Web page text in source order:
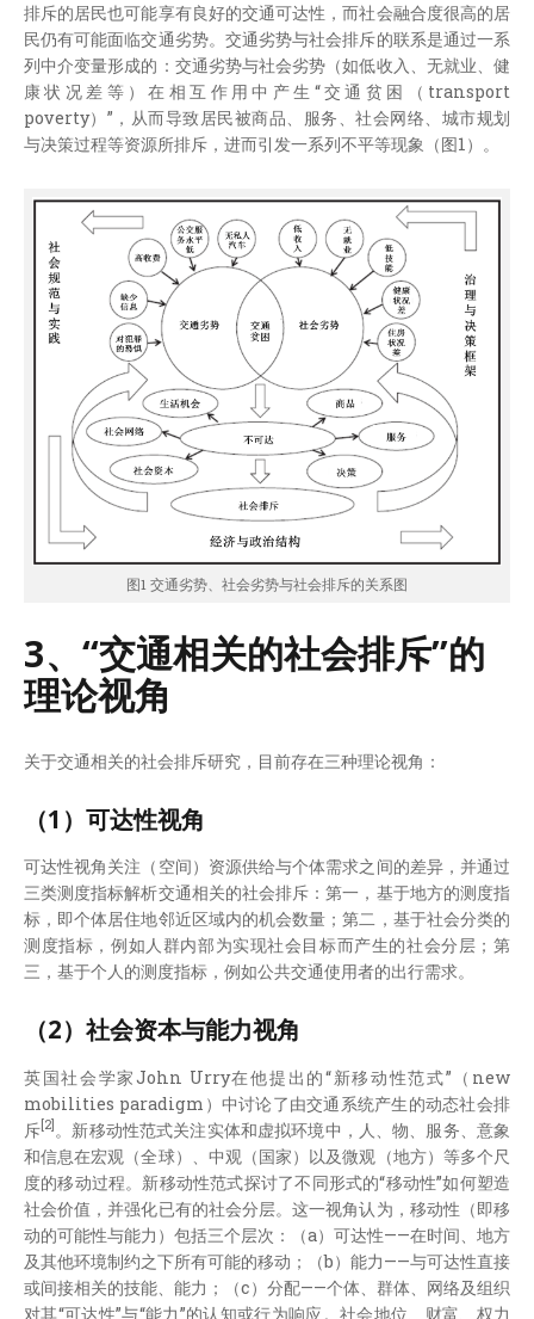
排斥的居民也可能享有良好的交通可达性，而社会融合度很高的居
民仍有可能面临交通劣势。交通劣势与社会排斥的联系是通过一系
列中介变量形成的：交通劣势与社会劣势（如低收入、无就业、健
康状况差等）在相互作用中产生“交通贫困（transport
poverty）”，从而导致居民被商品、服务、社会网络、城市规划
与决策过程等资源所排斥，进而引发一系列不平等现象（图1）。
图1 交通劣势、社会劣势与社会排斥的关系图
3、“交通相关的社会排斥”的
理论视角
关于交通相关的社会排斥研究，目前存在三种理论视角：
（1）可达性视角
可达性视角关注（空间）资源供给与个体需求之间的差异，并通过
三类测度指标解析交通相关的社会排斥：第一，基于地方的测度指
标，即个体居住地邻近区域内的机会数量；第二，基于社会分类的
测度指标，例如人群内部为实现社会目标而产生的社会分层；第
三，基于个人的测度指标，例如公共交通使用者的出行需求。
（2）社会资本与能力视角
英国社会学家John Urry在他提出的“新移动性范式”（new
mobilities paradigm）中讨论了由交通系统产生的动态社会排
斥[2] 。新移动性范式关注实体和虚拟环境中，人、物、服务、意象
和信息在宏观（全球）、中观（国家）以及微观（地方）等多个尺
度的移动过程。新移动性范式探讨了不同形式的“移动性”如何塑造
社会价值，并强化已有的社会分层。这一视角认为，移动性（即移
动的可能性与能力）包括三个层次：（a）可达性——在时间、地方
及其他环境制约之下所有可能的移动；（b）能力——与可达性直接
或间接相关的技能、能力；（c）分配——个体、群体、网络及组织
对其“可达性”与“能力”的认知或行为响应。社会地位、财富、权力